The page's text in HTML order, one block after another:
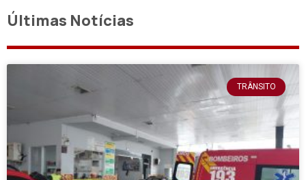
Últimas Notícias
TRÂNSITO